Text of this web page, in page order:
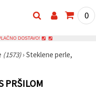
0
DOSTAVO!
(1573)› Steklene perle,
PRŠILOM